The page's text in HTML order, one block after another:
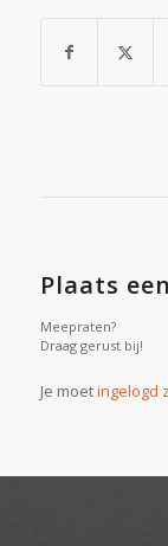
Plaats
Meepraten?
Draag gerust bij!
Je moetingelogd